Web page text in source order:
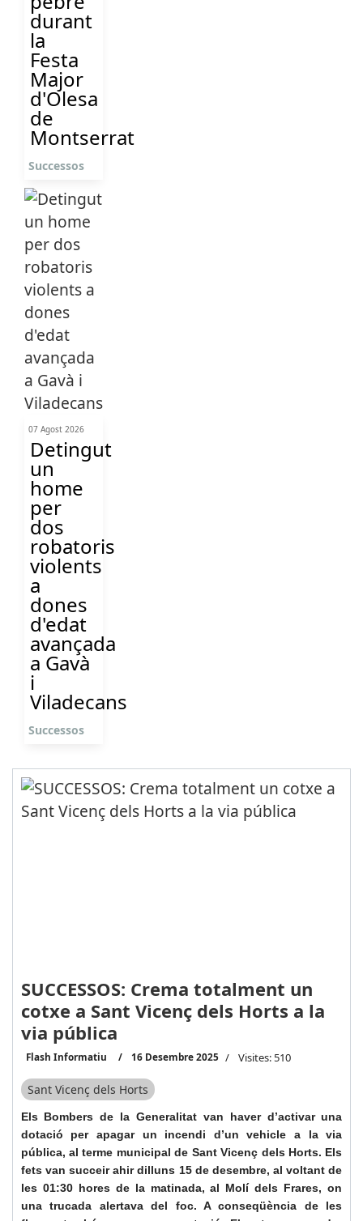
durant
la
Festa
Major
d'Olesa
de
Montserrat
Successos
07 Agost 2026
Detingut
un
home
per
dos
robatoris
violents
a
dones
d'edat
avançada
a Gavà
i
Viladecans
Successos
SUCCESSOS: Crema totalment un
cotxe a Sant Vicenç dels Horts a la
via pública
Flash Informatiu 16 Desembre 2025 Visites: 510
Sant Vicenç dels Horts
Els Bombers de la Generalitat van haver d’activar una
dotació per apagar un incendi d’un vehicle a la via
pública, al terme municipal de Sant Vicenç dels Horts. Els
fets van succeir ahir dilluns 15 de desembre, al voltant de
les 01:30 hores de la matinada, al Molí dels Frares, on
una trucada alertava del foc. A conseqüència de les